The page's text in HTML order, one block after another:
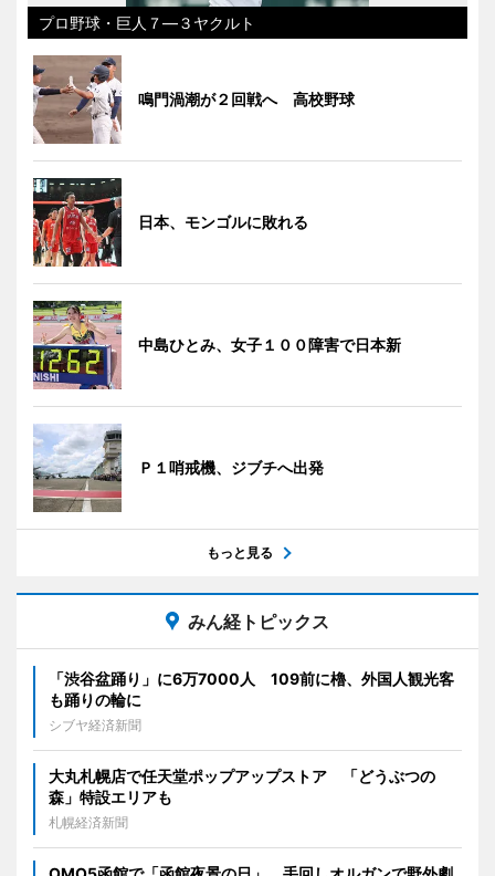
プロ野球・巨人７―３ヤクルト
鳴門渦潮が２回戦へ 高校野球
日本、モンゴルに敗れる
中島ひとみ、女子１００障害で日本新
Ｐ１哨戒機、ジブチへ出発
もっと見る
みん経トピックス
「渋谷盆踊り」に6万7000人 109前に櫓、外国人観光客
も踊りの輪に
シブヤ経済新聞
大丸札幌店で任天堂ポップアップストア 「どうぶつの
森」特設エリアも
札幌経済新聞